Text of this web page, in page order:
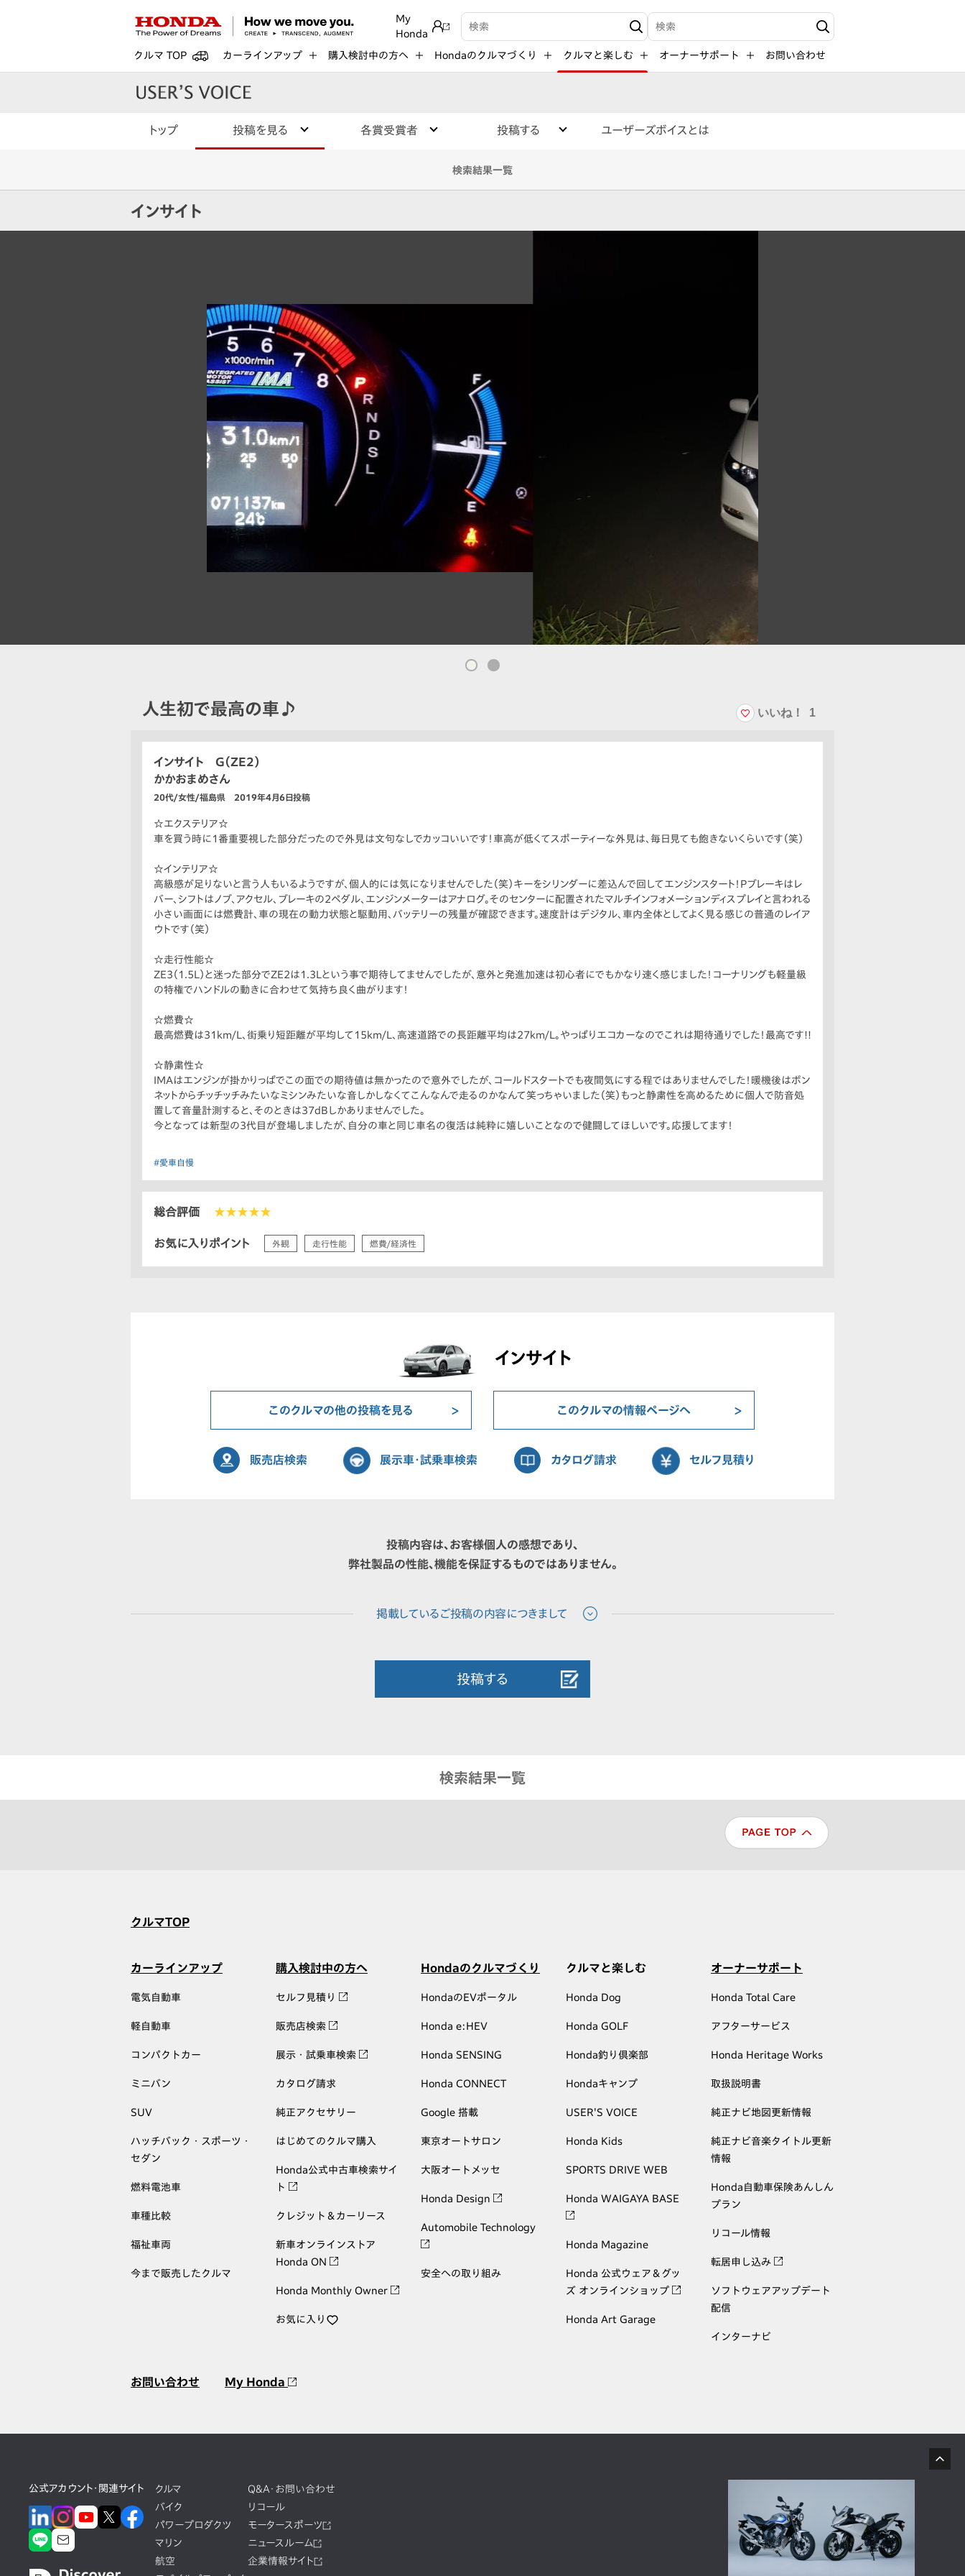
My
Honda
検索キーワード入力 検索キーワード入力
クルマ TOP カーラインアップ 購入検討中の方へ Hondaのクルマづくり クルマと楽しむ オーナーサポート お問い合わせ
トップ 投稿を見る 各賞受賞者 投稿する ユーザーズボイスとは
検索結果一覧
インサイト
人生初で最高の車♪ いいね！ 1
インサイト G（ZE2）
かかおまめさん
20代/女性/福島県 2019年4月6日投稿
☆エクステリア☆
車を買う時に1番重要視した部分だったので外見は文句なしでカッコいいです！車高が低くてスポーティーな外見は、毎日見ても飽きないくらいです（笑）
☆インテリア☆
高級感が足りないと言う人もいるようですが、個人的には気になりませんでした（笑）キーをシリンダーに差込んで回してエンジンスタート！Pブレーキはレ
バー、シフトはノブ、アクセル、ブレーキの2ペダル、エンジンメーターはアナログ。そのセンターに配置されたマルチインフォメーションディスプレイと言われる
小さい画面には燃費計、車の現在の動力状態と駆動用、バッテリーの残量が確認できます。速度計はデジタル、車内全体としてよく見る感じの普通のレイア
ウトです（笑）
☆走行性能☆
ZE3（1.5L）と迷った部分でZE2は1.3Lという事で期待してませんでしたが、意外と発進加速は初心者にでもかなり速く感じました！コーナリングも軽量級
の特権でハンドルの動きに合わせて気持ち良く曲がります！
☆燃費☆
最高燃費は31km/L、街乗り短距離が平均して15km/L、高速道路での長距離平均は27km/L。やっぱりエコカーなのでこれは期待通りでした！最高です!!
☆静粛性☆
IMAはエンジンが掛かりっぱでこの面での期待値は無かったので意外でしたが、コールドスタートでも夜間気にする程ではありませんでした！暖機後はボン
ネットからチッチッチみたいなミシンみたいな音しかしなくてこんなんで走るのかなんて笑っちゃいました（笑）もっと静粛性を高めるために個人で防音処
置して音量計測すると、そのときは37dBしかありませんでした。
今となっては新型の3代目が登場しましたが、自分の車と同じ車名の復活は純粋に嬉しいことなので健闘してほしいです。応援してます！
#愛車自慢
総合評価 ★★★★★
お気に入りポイント 外観 走行性能 燃費/経済性
インサイト
このクルマの他の投稿を見る このクルマの情報ページへ
販売店検索 展示車・試乗車検索 カタログ請求 セルフ見積り
投稿内容は、お客様個人の感想であり、
弊社製品の性能、機能を保証するものではありません。
投稿する
検索結果一覧
クルマTOP
カーラインアップ
電気自動車
軽自動車
コンパクトカー
ミニバン
SUV
ハッチバック・スポーツ・
セダン
燃料電池車
車種比較
福祉車両
今まで販売したクルマ
購入検討中の方へ
セルフ見積り
販売店検索
展示・試乗車検索
カタログ請求
純正アクセサリー
はじめてのクルマ購入
Honda公式中古車検索サイ
ト
クレジット＆カーリース
新車オンラインストア
Honda ON
Honda Monthly Owner
お気に入り
Hondaのクルマづくり
HondaのEVポータル
Honda e:HEV
Honda SENSING
Honda CONNECT
Google 搭載
東京オートサロン
大阪オートメッセ
Honda Design
Automobile Technology
安全への取り組み
クルマと楽しむ
Honda Dog
Honda GOLF
Honda釣り倶楽部
Hondaキャンプ
USER'S VOICE
Honda Kids
SPORTS DRIVE WEB
Honda WAIGAYA BASE
Honda Magazine
Honda 公式ウェア＆グッ
ズ オンラインショップ
Honda Art Garage
オーナーサポート
Honda Total Care
アフターサービス
Honda Heritage Works
取扱説明書
純正ナビ地図更新情報
純正ナビ音楽タイトル更新
情報
Honda自動車保険あんしん
プラン
リコール情報
転居申し込み
ソフトウェアアップデート
配信
インターナビ
お問い合わせ My Honda
公式アカウント・関連サイト
クルマ
バイク
パワープロダクツ
マリン
航空
Q&A・お問い合わせ
リコール
モータースポーツ
ニュースルーム
企業情報サイト